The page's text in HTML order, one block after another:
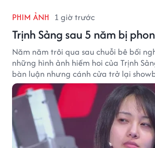
PHIM ẢNH 1 giờ trước
Trịnh Sảng sau 5 năm bị
Năm năm trôi qua sau chuỗi bê bối
những hình ảnh hiếm hoi của Trịnh
bàn luận nhưng cánh cửa trở lại
vời.